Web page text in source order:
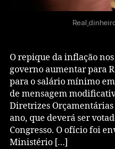
O repique da inflação
governo aumentar para
para o salário mínimo
de mensagem
Diretrizes
ano, que deverá ser
Congresso. O ofício foi
Ministério […]